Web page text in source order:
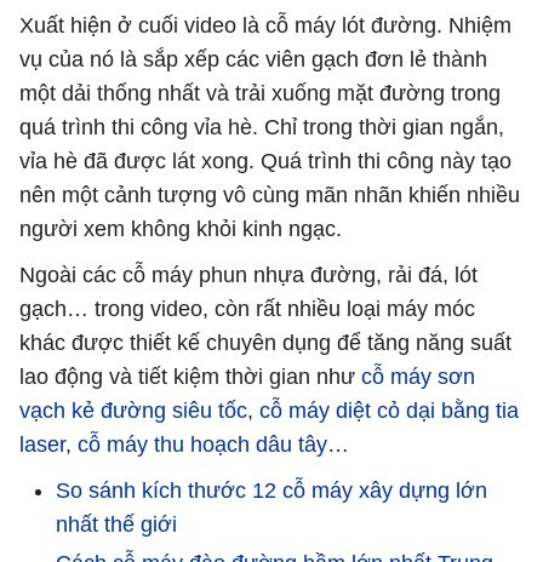
Xuất hiện ở cuối video là cỗ máy lót đường. Nhiệm
vụ của nó là sắp xếp các viên gạch đơn lẻ thành
một dải thống nhất và trải xuống mặt đường trong
quá trình thi công vỉa hè. Chỉ trong thời gian ngắn,
vỉa hè đã được lát xong. Quá trình thi công này tạo
nên một cảnh tượng vô cùng mãn nhãn khiến nhiều
người xem không khỏi kinh ngạc.
Ngoài các cỗ máy phun nhựa đường, rải đá, lót
gạch… trong video, còn rất nhiều loại máy móc
khác được thiết kế chuyên dụng để tăng năng suất
lao động và tiết kiệm thời gian như cỗ máy sơn
vạch kẻ đường siêu tốc, cỗ máy diệt cỏ dại bằng tia
laser, cỗ máy thu hoạch dâu tây…
So sánh kích thước 12 cỗ máy xây dựng lớn
nhất thế giới